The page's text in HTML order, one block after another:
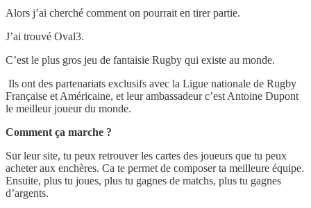
Alors j’ai cherché comment on pourrait en tirer partie.
J’ai trouvé Oval3.
C’est le plus gros jeu de fantaisie Rugby qui existe au monde.
Ils ont des partenariats exclusifs avec la Ligue nationale de Rugby
Française et Américaine, et leur ambassadeur c’est Antoine Dupont
le meilleur joueur du monde.
Comment ça marche ?
Sur leur site, tu peux retrouver les cartes des joueurs que tu peux
acheter aux enchères. Ca te permet de composer ta meilleure équipe.
Ensuite, plus tu joues, plus tu gagnes de matchs, plus tu gagnes
d’argents.